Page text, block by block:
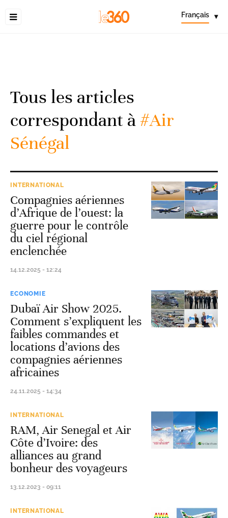
Français ▾
Tous les articles
correspondant à#Air
Sénégal
INTERNATIONAL
Compagnies aériennes
d’Afrique de l’ouest: la
guerre pour le contrôle
du ciel régional
enclenchée
14.12.2025 - 12:24
ECONOMIE
Dubaï Air Show 2025.
Comment s’expliquent les
faibles commandes et
locations d’avions des
compagnies aériennes
africaines
24.11.2025 - 14:34
INTERNATIONAL
RAM, Air Senegal et Air
Côte d’Ivoire: des
alliances au grand
bonheur des voyageurs
13.12.2023 - 09:11
INTERNATIONAL